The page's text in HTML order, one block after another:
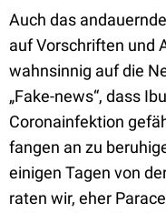
Auch das
auf Vorschriften und
wahnsinnig auf die
„Fake-news“, dass
Coronainfektion
fangen an zu
einigen Tagen von
raten wir, eher